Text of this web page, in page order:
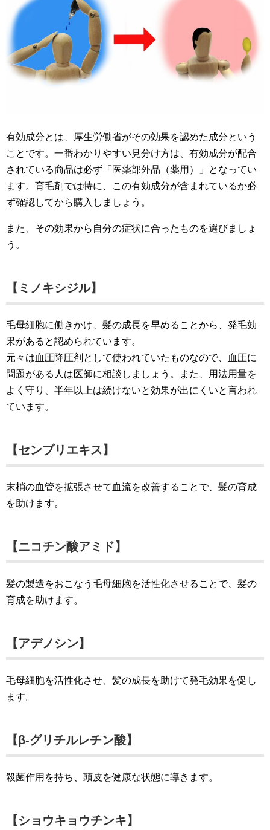
有効成分とは、厚生労働省がその効果を認めた成分という
ことです。一番わかりやすい見分け方は、有効成分が配合
されている商品は必ず「医薬部外品（薬用）」となってい
ます。育毛剤では特に、この有効成分が含まれているか必
ず確認してから購入しましょう。
また、その効果から自分の症状に合ったものを選びましょ
う。
【ミノキシジル】
毛母細胞に働きかけ、髪の成長を早めることから、発毛効
果があると認められています。
元々は血圧降圧剤として使われていたものなので、血圧に
問題がある人は医師に相談しましょう。また、用法用量を
よく守り、半年以上は続けないと効果が出にくいと言われ
ています。
【センブリエキス】
末梢の血管を拡張させて血流を改善することで、髪の育成
を助けます。
【ニコチン酸アミド】
髪の製造をおこなう毛母細胞を活性化させることで、髪の
育成を助けます。
【アデノシン】
毛母細胞を活性化させ、髪の成長を助けて発毛効果を促し
ます。
【β-グリチルレチン酸】
殺菌作用を持ち、頭皮を健康な状態に導きます。
【ショウキョウチンキ】